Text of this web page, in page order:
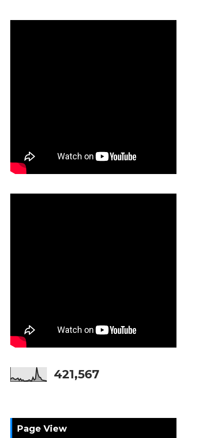
421,567
Page View